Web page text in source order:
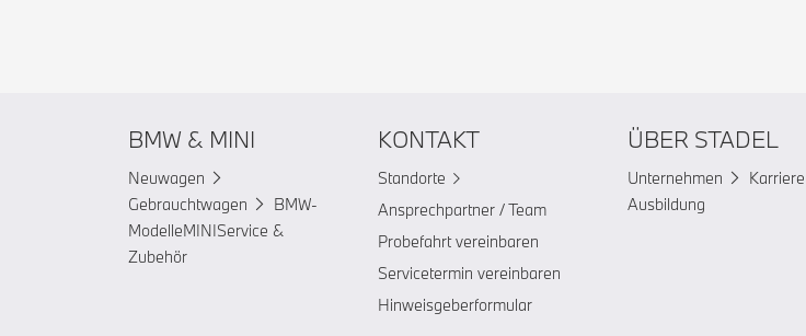
BMW & MINI
Neuwagen
Gebrauchtwagen
BMW-
ModelleMINIService &
Zubehör
KONTAKT
Standorte
Ansprechpartner / Team
Probefahrt vereinbaren
Servicetermin vereinbaren
Hinweisgeberformular
ÜBER STADEL
Unternehmen
Karriere
Ausbildung